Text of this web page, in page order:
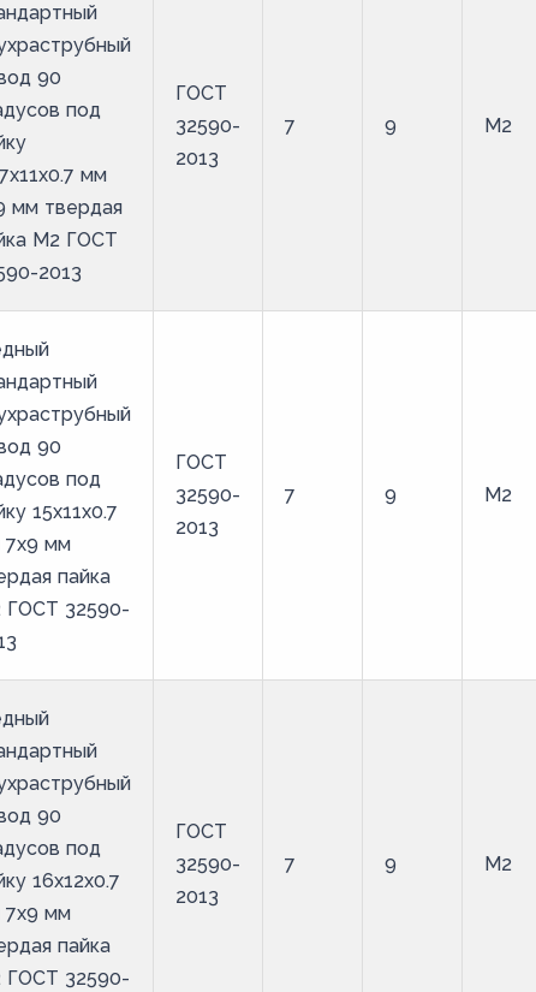
90
под
мм
мм твердая
М2 ГОСТ
2013
ГОСТ
32590-
2013
7 9 М2
90
под
15х11х0.7
мм
пайка
ГОСТ 32590-
ГОСТ
32590-
2013
7 9 М2
90
под
16х12х0.7
мм
пайка
ГОСТ 32590-
ГОСТ
32590-
2013
7 9 М2